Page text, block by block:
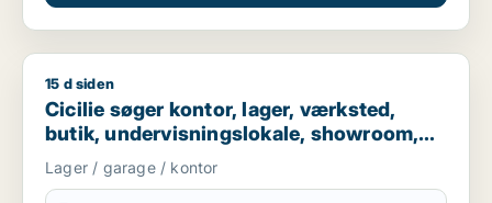
Cicilie søger kontor, lager, værksted, butik,
15 d siden
Cicilie søger kontor, lager, værksted,
butik, undervisningslokale, showroom,
erhvervsgrund, produktionslokaler eller
garage til leje i Region Sjælland eller
Lager / garage / kontor